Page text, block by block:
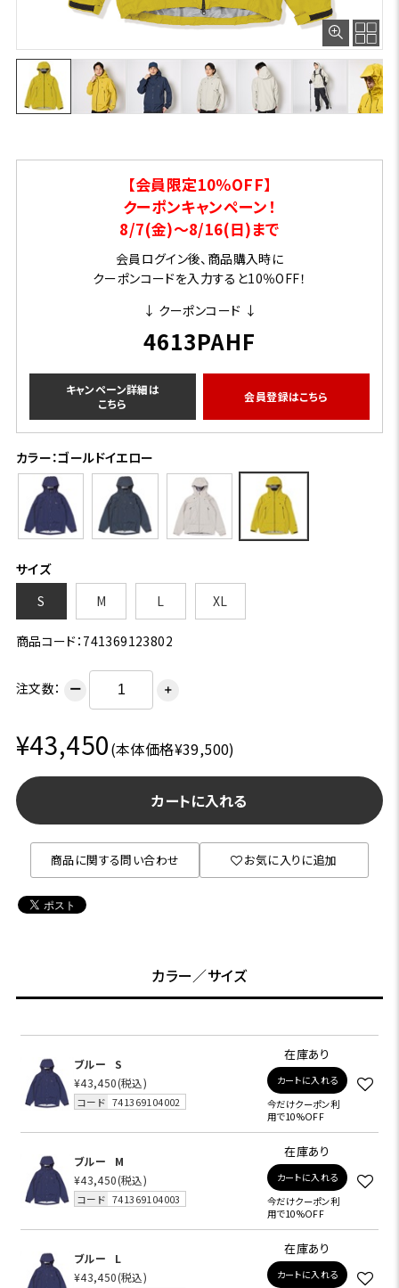
【会員限定10％OFF】
クーポンキャンペーン！
8/7(金)～8/16(日)まで
会員ログイン後、商品購入時に
クーポンコードを入力すると10％OFF！
↓ クーポンコード ↓
4613PAHF
キャンペーン詳細は
こちら
会員登録はこちら
カラー：ゴールドイエロー
サイズ
S
M L XL
商品コード：741369123802
注文数： ー ＋
¥43,450(本体価格¥39,500)
カートに入れる
商品に関する問い合わせ お気に入りに追加
カラー／サイズ
ブルー
S
¥43,450(税込)
コード 741369104002
在庫あり
カートに入れる
今だけクーポン利
用で10%OFF
ブルー
M
¥43,450(税込)
コード 741369104003
在庫あり
カートに入れる
今だけクーポン利
用で10%OFF
ブルー
L
¥43,450(税込)
在庫あり
カートに入れる